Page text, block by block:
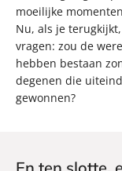
moeilijke
Nu, als je
vragen: zou de
hebben bestaan
degenen die
gewonnen?